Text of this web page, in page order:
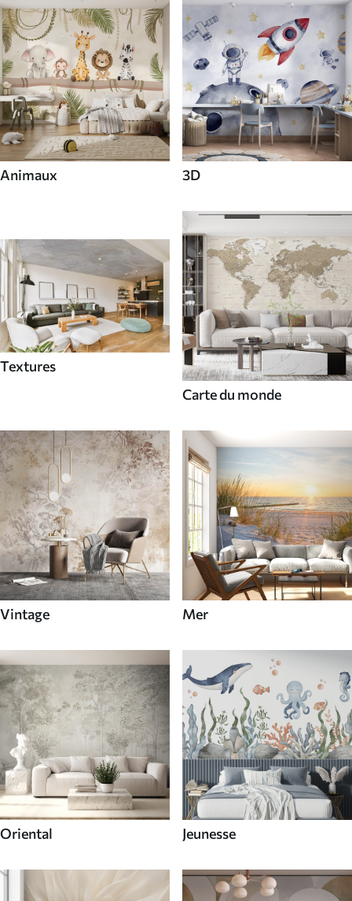
Animaux 3D
Textures
Carte du monde
Vintage Mer
Oriental Jeunesse